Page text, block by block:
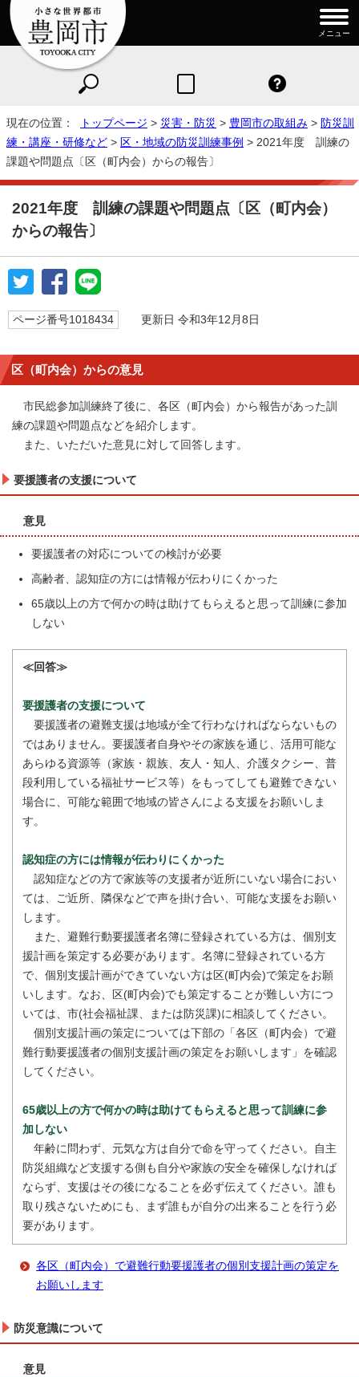
メニュー
現在の位置： トップページ > 災害・防災 > 豊岡市の取組み > 防災訓
練・講座・研修など > 区・地域の防災訓練事例 > 2021年度 訓練の
課題や問題点〔区（町内会）からの報告〕
2021年度 訓練の課題や問題点〔区（町内会）
からの報告〕
ページ番号1018434 更新日 令和3年12月8日
区（町内会）からの意見
市民総参加訓練終了後に、各区（町内会）から報告があった訓
練の課題や問題点などを紹介します。
また、いただいた意見に対して回答します。
要援護者の支援について
意見
要援護者の対応についての検討が必要
高齢者、認知症の方には情報が伝わりにくかった
65歳以上の方で何かの時は助けてもらえると思って訓練に参加
しない
≪回答≫
要援護者の支援について
要援護者の避難支援は地域が全て行わなければならないもの
ではありません。要援護者自身やその家族を通じ、活用可能な
あらゆる資源等（家族・親族、友人・知人、介護タクシー、普
段利用している福祉サービス等）をもってしても避難できない
場合に、可能な範囲で地域の皆さんによる支援をお願いしま
す。
認知症の方には情報が伝わりにくかった
認知症などの方で家族等の支援者が近所にいない場合におい
ては、ご近所、隣保などで声を掛け合い、可能な支援をお願い
します。
また、避難行動要援護者名簿に登録されている方は、個別支
援計画を策定する必要があります。名簿に登録されている方
で、個別支援計画ができていない方は区(町内会)で策定をお願
いします。なお、区(町内会)でも策定することが難しい方につ
いては、市(社会福祉課、または防災課)に相談してください。
個別支援計画の策定については下部の「各区（町内会）で避
難行動要援護者の個別支援計画の策定をお願いします」を確認
してください。
65歳以上の方で何かの時は助けてもらえると思って訓練に参
加しない
年齢に問わず、元気な方は自分で命を守ってください。自主
防災組織など支援する側も自分や家族の安全を確保しなければ
ならず、支援はその後になることを必ず伝えてください。誰も
取り残さないためにも、まず誰もが自分の出来ることを行う必
要があります。
各区（町内会）で避難行動要援護者の個別支援計画の策定を
お願いします
防災意識について
意見